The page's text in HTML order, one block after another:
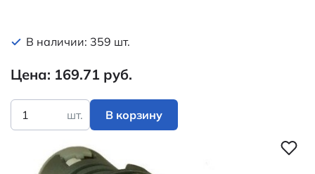
В наличии: 359 шт.
Цена: 169.71 руб.
шт. В корзину